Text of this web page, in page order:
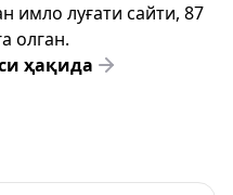
имло луғати сайти, 87
олган.
ҳақида